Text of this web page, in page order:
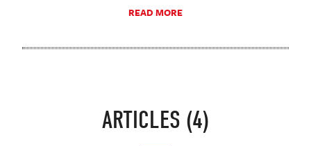
READ MORE
ARTICLES (4)